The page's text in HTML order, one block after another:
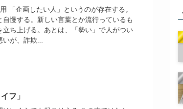
「企画したい人」というのが存在する。
慢する。新しい言葉とか流行っているも
ち上げる。あとは、「勢い」で人がつい
いが、詐欺...
フ」